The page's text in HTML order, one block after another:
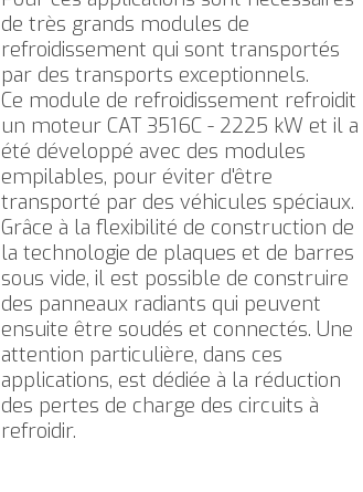
de très grands modules de
refroidissement qui sont transportés
par des transports exceptionnels.
Ce module de refroidissement refroidit
un moteur CAT 3516C - 2225 kW et il a
été développé avec des modules
empilables, pour éviter d'être
transporté par des véhicules spéciaux.
Grâce à la flexibilité de construction de
la technologie de plaques et de barres
sous vide, il est possible de construire
des panneaux radiants qui peuvent
ensuite être soudés et connectés. Une
attention particulière, dans ces
applications, est dédiée à la réduction
des pertes de charge des circuits à
refroidir.